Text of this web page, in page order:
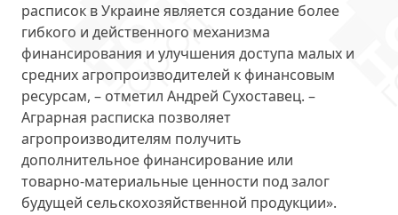
расписок в Украине является создание более
гибкого и действенного механизма
финансирования и улучшения доступа малых и
средних агропроизводителей к финансовым
ресурсам, – отметил Андрей Сухоставец. –
Аграрная расписка позволяет
агропроизводителям получить
дополнительное финансирование или
товарно-материальные ценности под залог
будущей сельскохозяйственной продукции».